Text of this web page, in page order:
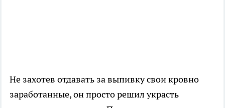
Не захотев отдавать за выпивку свои кровно
заработанные, он просто решил украсть